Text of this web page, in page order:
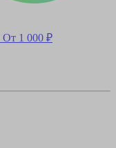
От 1 000 ₽